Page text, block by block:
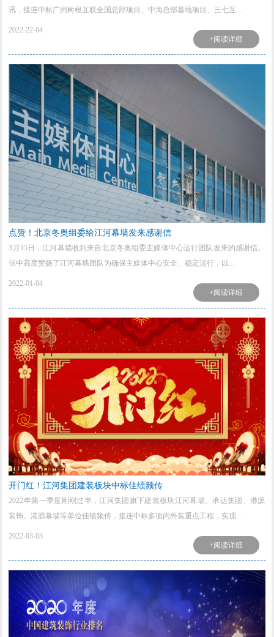
讯，接连中标广州树根互联全国总部项目、中海总部基地项目、三七互...
2022-22-04
+阅读详细
点赞！北京冬奥组委给江河幕墙发来感谢信
3月15日，江河幕墙收到来自北京冬奥组委主媒体中心运行团队发来的感谢信。
信中高度赞扬了江河幕墙团队为确保主媒体中心安全、稳定运行，以...
2022-01-04
+阅读详细
开门红！江河集团建装板块中标佳绩频传
2022年第一季度刚刚过半，江河集团旗下建装板块江河幕墙、承达集团、港源
装饰、港源幕墙等单位佳绩频传，接连中标多项内外装重点工程，实现...
2022-03-03
+阅读详细